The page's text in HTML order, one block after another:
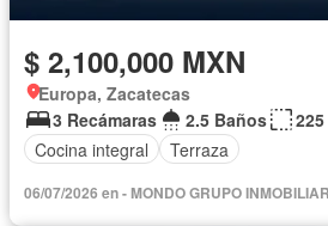
$ 2,100,000 MXN
Europa, Zacatecas
3 Recámaras
2.5 Baños
225
Cocina integral
Terraza
06/07/2026 en - MONDO GRUPO